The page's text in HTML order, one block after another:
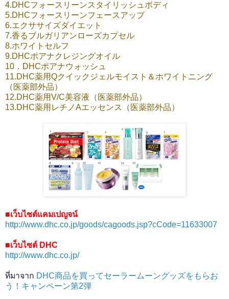
4.DHCフォースリーンスタイリッシュボディ
5.DHCフォースリーンフェースアップ
6.エクササイズダイエット
7.香るブルガリアンローズカプセル
8.ホワイトセルフ
9.DHCポアナクレジングオイル
10．DHCポアナウォッシュ
11.DHC薬用Qクイックジェルモイスト＆ホワイトニング
（医薬部外品）
12.DHC薬用V/C美容液（医薬部外品）
13.DHC薬用レチノAエッセンス（医薬部外品）
■เว็บไซต์แคมเปญจน์
http://www.dhc.co.jp/goods/cagoods.jsp?cCode=11633007
■เว็บไซต์ DHC
http://www.dhc.co.jp/
ที่มาจาก DHC商品を買ってセーラームーングッズをもらお
う！キャンペーン第2弾